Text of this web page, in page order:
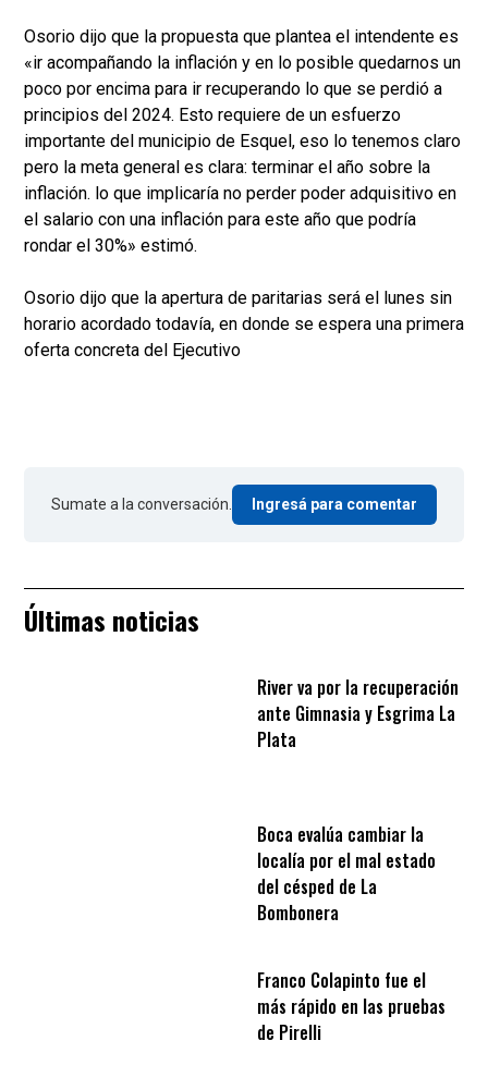
Osorio dijo que la propuesta que plantea el intendente es
«ir acompañando la inflación y en lo posible quedarnos un
poco por encima para ir recuperando lo que se perdió a
principios del 2024. Esto requiere de un esfuerzo
importante del municipio de Esquel, eso lo tenemos claro
pero la meta general es clara: terminar el año sobre la
inflación. lo que implicaría no perder poder adquisitivo en
el salario con una inflación para este año que podría
rondar el 30%» estimó.
Osorio dijo que la apertura de paritarias será el lunes sin
horario acordado todavía, en donde se espera una primera
oferta concreta del Ejecutivo
Sumate a la conversación. Ingresá para comentar
Últimas noticias
River va por la recuperación
ante Gimnasia y Esgrima La
Plata
Boca evalúa cambiar la
localía por el mal estado
del césped de La
Bombonera
Franco Colapinto fue el
más rápido en las pruebas
de Pirelli